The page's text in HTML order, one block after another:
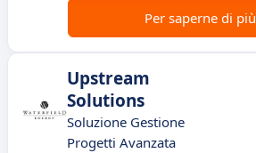
Per saperne di più
Upstream
Solutions
Soluzione Gestione
Progetti Avanzata